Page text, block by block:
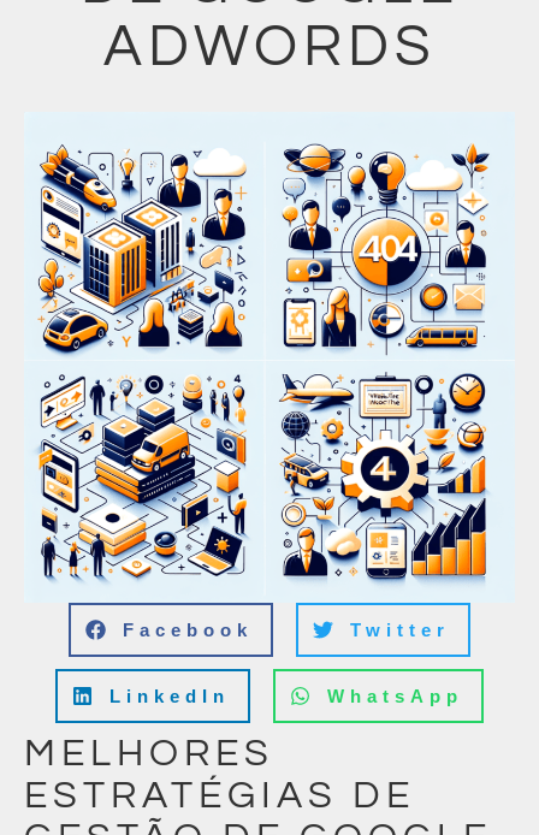
ADWORDS
Facebook Twitter
LinkedIn WhatsApp
MELHORES
ESTRATÉGIAS DE